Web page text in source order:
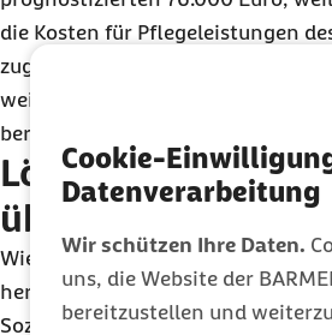
Cookie-
Datenverarbeitung
Wir schützen Ihre Daten.
uns, die Website der
bereitzustellen und
die Kosten für Pflegeleistungen
zugrunde lägen. Die Inflation und
weitere Preissteigerungen seien
berücksichtigt.
Löhne in der
überproportional
Wie aus dem Pflegereport weiter
herrscht aber nicht nur
Sozialen Pflegeversicherung